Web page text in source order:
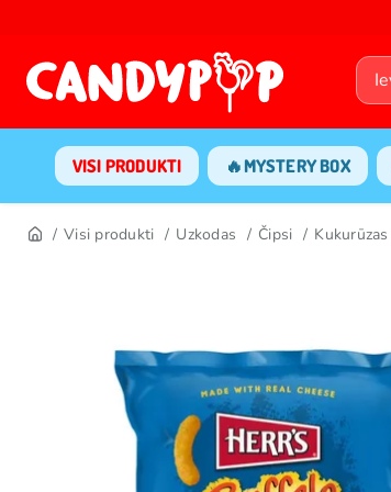
VISI PRODUKTI 🔥MYSTERY BOX
Visi produkti Uzkodas Čipsi